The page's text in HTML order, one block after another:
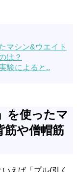
マシン&ウエイト
は？
験によると..
を使ったマ
筋や僧帽筋
えば「プル(引く